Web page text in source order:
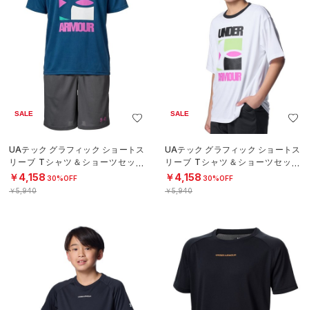
SALE
UAテック グラフィック ショートス
リーブ Tシャツ＆ショーツセット
（トレーニング/BOYS）
￥4,158 30%OFF
￥5,940
SALE
UAテック グラフィック ショートス
リーブ Tシャツ＆ショーツセット
（トレーニング/BOYS）
￥4,158 30%OFF
￥5,940